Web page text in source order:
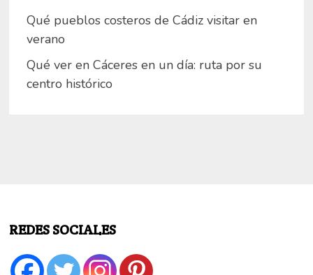
Qué pueblos costeros de Cádiz visitar en
verano
Qué ver en Cáceres en un día: ruta por su
centro histórico
REDES SOCIALES